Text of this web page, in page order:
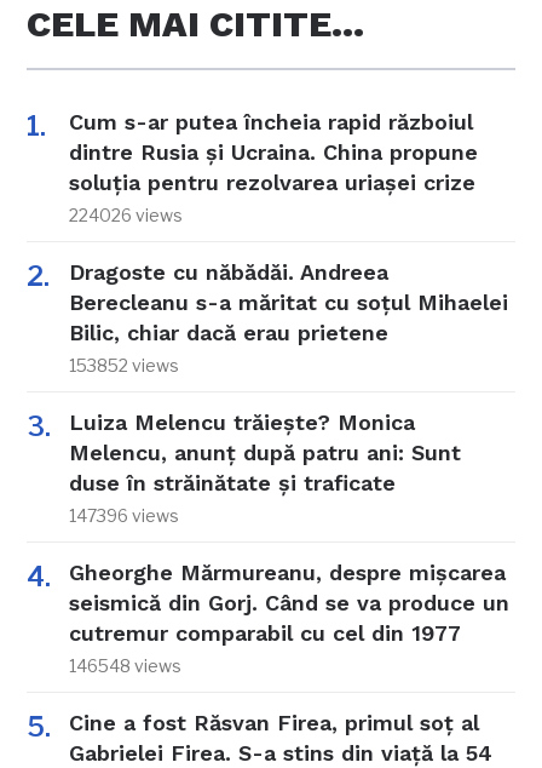
CELE MAI CITITE…
Cum s-ar putea încheia rapid războiul
dintre Rusia și Ucraina. China propune
soluția pentru rezolvarea uriașei crize
224026 views
Dragoste cu năbădăi. Andreea
Berecleanu s-a măritat cu soțul Mihaelei
Bilic, chiar dacă erau prietene
153852 views
Luiza Melencu trăiește? Monica
Melencu, anunț după patru ani: Sunt
duse în străinătate și traficate
147396 views
Gheorghe Mărmureanu, despre mișcarea
seismică din Gorj. Când se va produce un
cutremur comparabil cu cel din 1977
146548 views
Cine a fost Răsvan Firea, primul soț al
Gabrielei Firea. S-a stins din viață la 54